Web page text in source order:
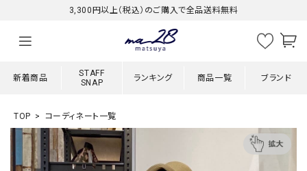
3,300円以上（税込）のご購入で全品送料無料
新着商品
STAFF
SNAP
ランキング 商品一覧 ブランド
TOP コーディネート一覧